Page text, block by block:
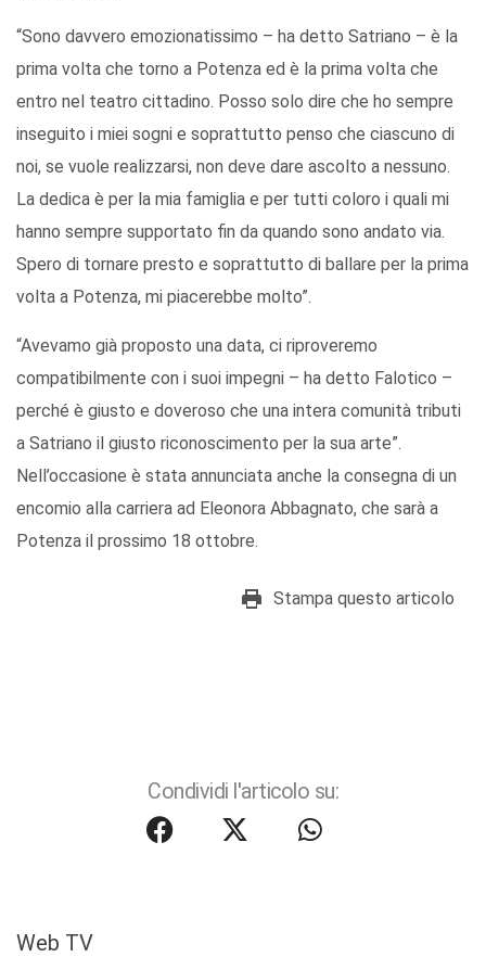
“Sono davvero emozionatissimo – ha detto Satriano – è la
prima volta che torno a Potenza ed è la prima volta che
entro nel teatro cittadino. Posso solo dire che ho sempre
inseguito i miei sogni e soprattutto penso che ciascuno di
noi, se vuole realizzarsi, non deve dare ascolto a nessuno.
La dedica è per la mia famiglia e per tutti coloro i quali mi
hanno sempre supportato fin da quando sono andato via.
Spero di tornare presto e soprattutto di ballare per la prima
volta a Potenza, mi piacerebbe molto”.
“Avevamo già proposto una data, ci riproveremo
compatibilmente con i suoi impegni – ha detto Falotico –
perché è giusto e doveroso che una intera comunità tributi
a Satriano il giusto riconoscimento per la sua arte”.
Nell’occasione è stata annunciata anche la consegna di un
encomio alla carriera ad Eleonora Abbagnato, che sarà a
Potenza il prossimo 18 ottobre.
Stampa questo articolo
Condividi l'articolo su:
Web TV